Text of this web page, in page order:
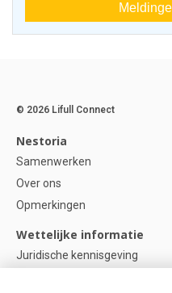
© 2026 Lifull Connect
Nestoria
Samenwerken
Over ons
Opmerkingen
Wettelijke informatie
Juridische kennisgeving